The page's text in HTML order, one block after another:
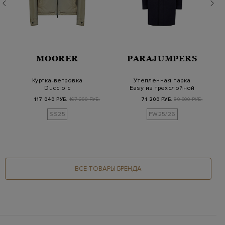
MOORER
Куртка-ветровка
Duccio с
капюшоном и манж…
117 040 РУБ. 167 200 РУБ.
SS25
PARAJUMPERS
Утепленная парка
Easy из трехслойной
71 200 РУБ. 89 000 РУБ.
FW25/26
ВСЕ ТОВАРЫ БРЕНДА